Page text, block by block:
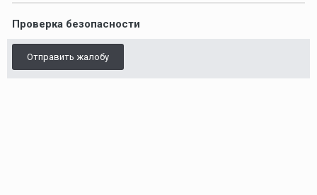
Проверка безопасности
Отправить жалобу